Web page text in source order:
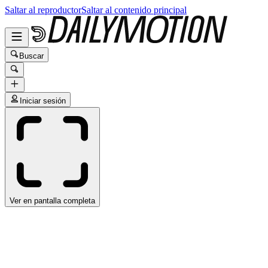
Saltar al reproductorSaltar al contenido principal
Buscar
Iniciar sesión
Ver en pantalla completa